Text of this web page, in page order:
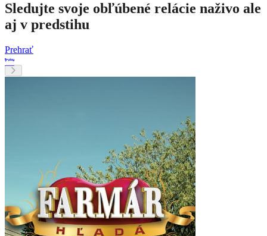
Sledujte svoje obľúbené relácie naživo ale
aj v predstihu
Prehrať